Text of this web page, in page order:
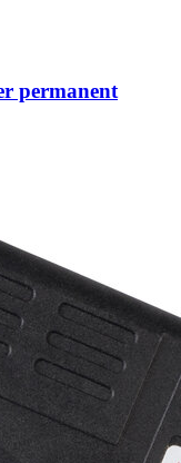
permanent